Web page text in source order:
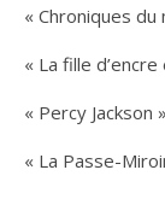
« Chroniques
« La fille
« Percy Jackson
« La Passe-